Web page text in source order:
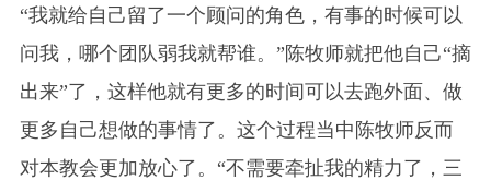
“我就给自己留了一个顾问的角色，有事的时候可以
问我，哪个团队弱我就帮谁。”陈牧师就把他自己“摘
出来”了，这样他就有更多的时间可以去跑外面、做
更多自己想做的事情了。这个过程当中陈牧师反而
对本教会更加放心了。“不需要牵扯我的精力了，三